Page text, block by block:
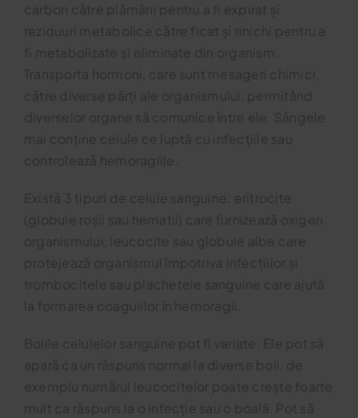
carbon către plămâni pentru a fi expirat și
reziduuri metabolice către ficat și rinichi pentru a
fi metabolizate și eliminate din organism.
Transporta hormoni, care sunt mesageri chimici,
către diverse părți ale organismului, permitând
diverselor organe să comunice între ele. Sângele
mai conține celule ce luptă cu infecțiile sau
controlează hemoragiile.
Există 3 tipuri de celule sanguine: eritrocite
(globule roșii sau hematii) care furnizează oxigen
organismului, leucocite sau globule albe care
protejează organismul împotriva infecțiilor și
trombocitele sau plachetele sanguine care ajută
la formarea coagulilor în hemoragii.
Bolile celulelor sanguine pot fi variate. Ele pot să
apară ca un răspuns normal la diverse boli, de
exemplu numărul leucocitelor poate crește foarte
mult ca răspuns la o infecție sau o boală. Pot să